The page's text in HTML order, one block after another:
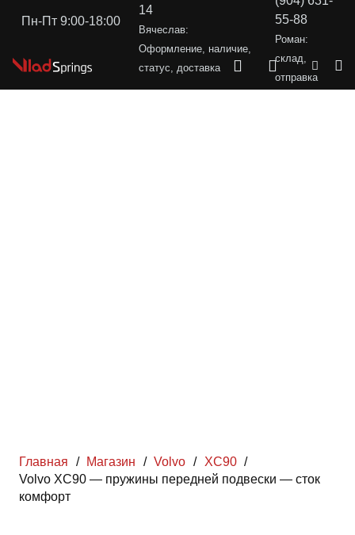
Пн-Пт 9:00-18:00
14
Вячеслав:
Оформление, наличие,
статус, доставка
55-88
Роман:
склад,
отправка
Главная / Магазин / Volvo / XC90 /
Volvo XC90 — пружины передней подвески — сток
комфорт